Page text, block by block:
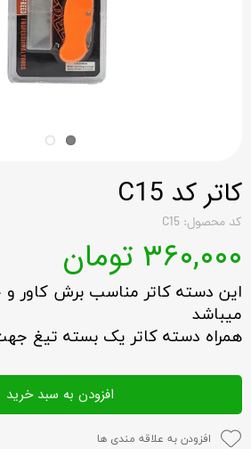
کاتر کد C15
کد محصول: C15
۳۶۰,۰۰۰ تومان
این دسته کاتر مناسب برش
میباشد
همراه دسته کاتر یک بسته تیغ
افزودن به سبد خرید
افزودن به علاقه مندی ها